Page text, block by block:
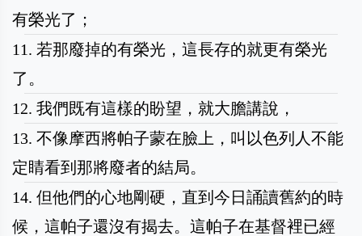
有榮光了；
11. 若那廢掉的有榮光，這長存的就更有榮光
了。
12. 我們既有這樣的盼望，就大膽講說，
13. 不像摩西將帕子蒙在臉上，叫以色列人不能
定睛看到那將廢者的結局。
14. 但他們的心地剛硬，直到今日誦讀舊約的時
候，這帕子還沒有揭去。這帕子在基督裡已經